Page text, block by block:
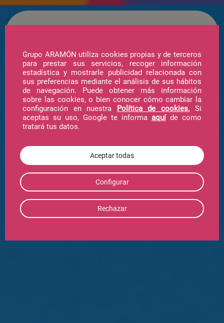
Grupo ARAMÓN utiliza cookies propias y de terceros
para prestar sus servicios, recoger información
estadística y mostrarle publicidad relacionada con
sus preferencias mediante el análisis de sus hábitos
de navegación. Puede obtener más información
sobre las cookies, o bien conocer cómo cambiar la
configuración en nuestra Política de cookies.Si
aceptas su uso, Google te informa aquíde como
tratará tus datos.